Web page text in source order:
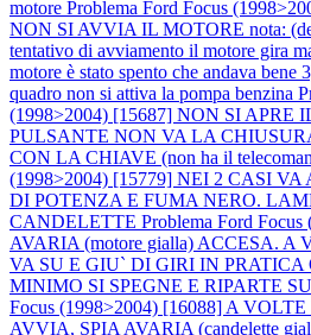
motore Problema Ford Focus
NON SI AVVIA IL MOTORE nota:
tentativo di avviamento il motore gira
motore è stato spento che andava bene
quadro non si attiva la pompa benzina
(1998>2004) [15687] NON SI
PULSANTE NON VA LA
CON LA CHIAVE (non ha il
(1998>2004) [15779] NEI 2 CASI
DI POTENZA E FUMA NERO.
CANDELETTE Problema Ford
AVARIA (motore gialla) ACCESA. A
VA SU E GIU` DI GIRI IN
MINIMO SI SPEGNE E RIPARTE
Focus (1998>2004) [16088] A
AVVIA, SPIA AVARIA (candelette